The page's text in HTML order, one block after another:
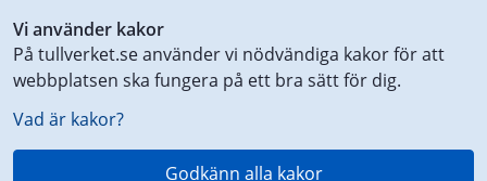
Vi använder kakor
På tullverket.se använder vi nödvändiga kakor för att
webbplatsen ska fungera på ett bra sätt för dig.
Vad är kakor?
Godkänn alla kakor
till
innehåll
på
aktuell